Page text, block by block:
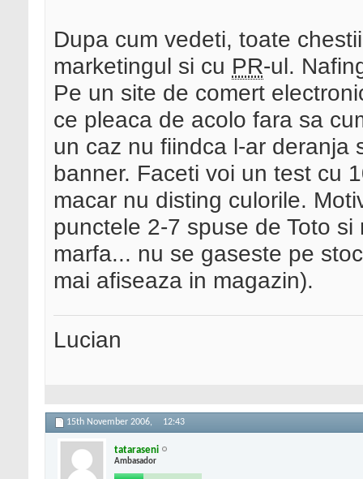
Dupa cum vedeti, toate
marketingul si cu PR-ul.
Pe un site de comert
ce pleaca de acolo fara sa
un caz nu fiindca l-ar deranja
banner. Faceti voi un test cu
macar nu disting culorile.
punctele 2-7 spuse de Toto
marfa... nu se gaseste pe
mai afiseaza in magazin).
Lucian
15th November 2006, 12:43
tataraseni
Ambasador